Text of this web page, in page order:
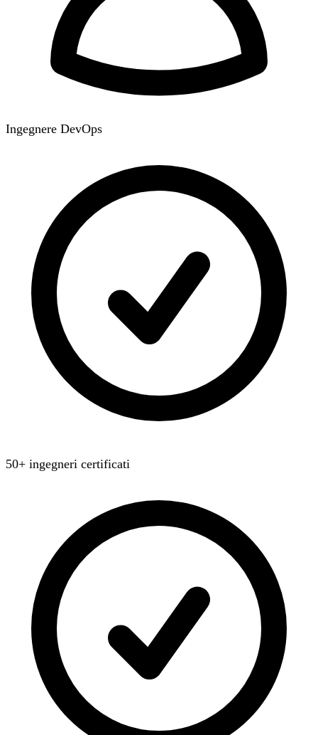
Ingegnere DevOps
50+ ingegneri certificati